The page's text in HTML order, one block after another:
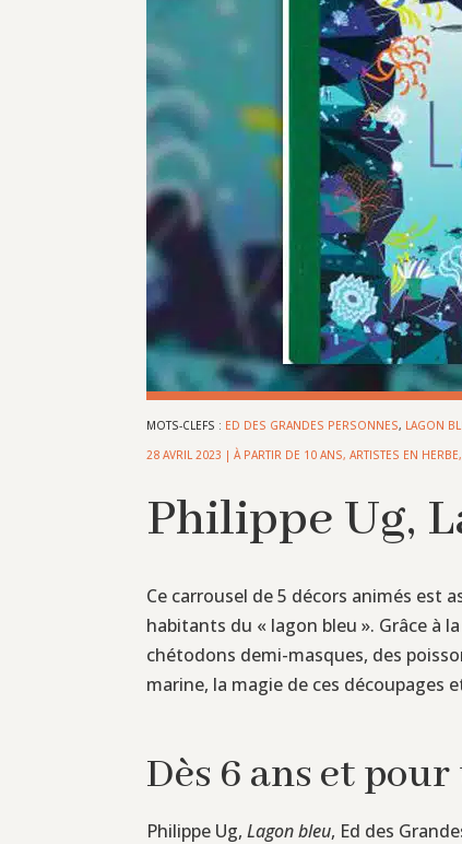
MOTS-CLEFS : ED DES GRANDES PERSONNES, LAGON
28 AVRIL 2023 |À PARTIR DE 10 ANS,ARTISTES EN HERBE,
Philippe Ug,
Ce carrousel de 5 décors animés est
habitants du « lagon bleu ». Grâce à
chétodons demi-masques, des
marine, la magie de ces découpages
Dès 6 ans et
Philippe Ug,Lagon bleu, Ed des